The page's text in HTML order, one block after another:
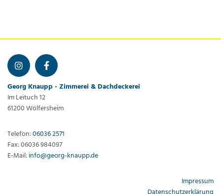
Georg Knaupp - Zimmerei & Dachdeckerei
Im Leituch 12
61200 Wölfersheim
Telefon:06036 2571
Fax: 06036 984097
E-Mail:info@georg-knaupp.de
Impressum